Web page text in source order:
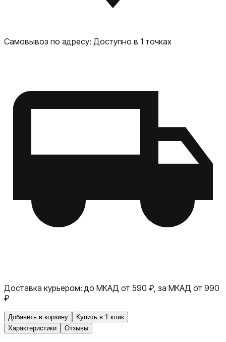
Самовывоз по адресу: Доступно в 1 точках
Доставка курьером: до МКАД от 590 ₽, за МКАД от 990
₽
Добавить в корзину
Купить в 1 клик
Характеристики
Отзывы